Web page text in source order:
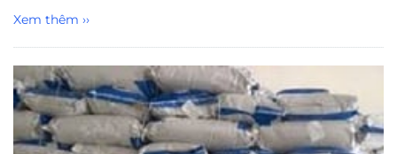
Xem thêm ››